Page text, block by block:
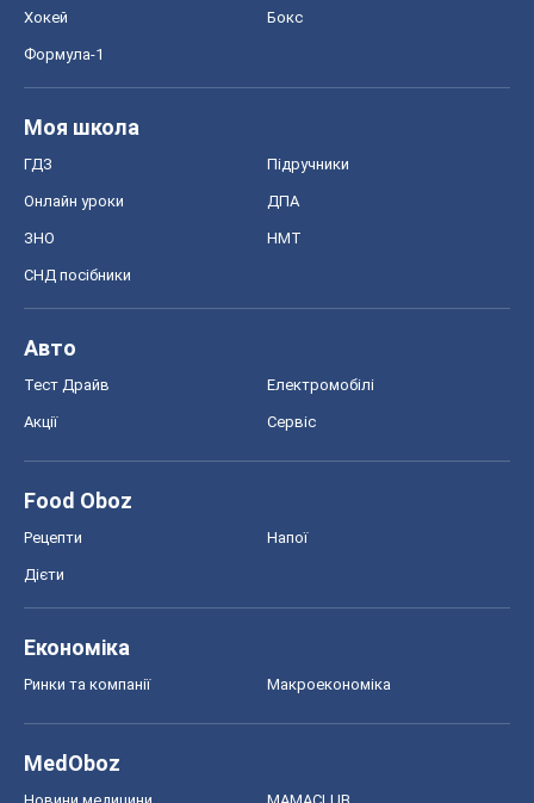
Хокей Бокс
Формула-1
Моя школа
ГДЗ Підручники
Онлайн уроки ДПА
ЗНО НМТ
СНД посібники
Авто
Тест Драйв Електромобілі
Акції Сервіс
Food Oboz
Рецепти Напої
Дієти
Економіка
Ринки та компанії Макроекономіка
MedOboz